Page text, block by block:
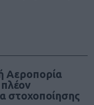
Αεροπορία
στοχοποίησης